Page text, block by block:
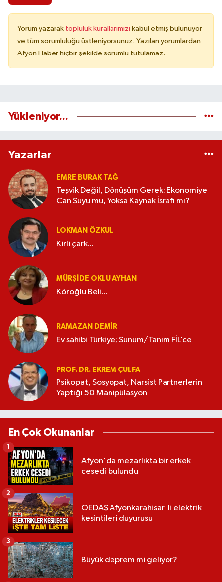
Yorum yazarak topluluk kurallarımızı kabul etmiş bulunuyor
ve tüm sorumluluğu üstleniyorsunuz. Yazılan yorumlardan
Afyon Haber hiçbir şekilde sorumlu tutulamaz.
Yükleniyor...
Yazarlar
EMRE BURAK TAĞ
Teşvik Değil, Dönüşüm Gerek: Ekonomiye
Can Suyu mu, Yoksa Kaynak İsrafı mı?
LOKMAN ÖZKUL
Kirli çark...
MÜRŞIDE OKLU AYHAN
Köroğlu Beli...
RAMAZAN DEMİR
Ev sahibi Türkiye; Sunum/Tanım FİL’ce
PROF. DR. EKREM ÇULFA
Psikopat, Sosyopat, Narsist Partnerlerin
Yaptığı 50 Manipülasyon
En Çok Okunanlar
Afyon'da mezarlıkta bir erkek
cesedi bulundu
1
OEDAŞ Afyonkarahisar ili elektrik
kesintileri duyurusu
2
Büyük deprem mi geliyor?
3